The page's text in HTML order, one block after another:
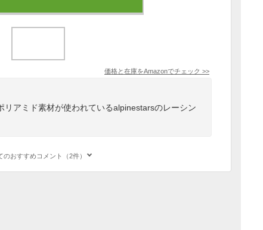
価格と在庫をAmazonでチェック >>
リアミド素材が使われているalpinestarsのレーシン
のおすすめコメント（2件）